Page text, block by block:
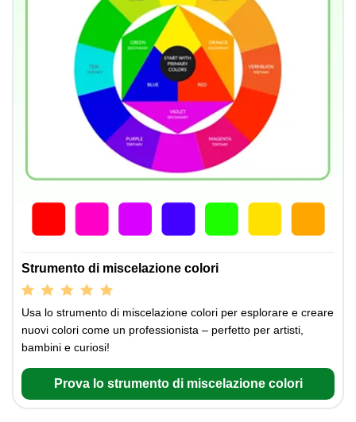
Strumento di miscelazione colori
Usa lo strumento di miscelazione colori per esplorare e creare
nuovi colori come un professionista – perfetto per artisti,
bambini e curiosi!
Prova lo strumento di miscelazione colori